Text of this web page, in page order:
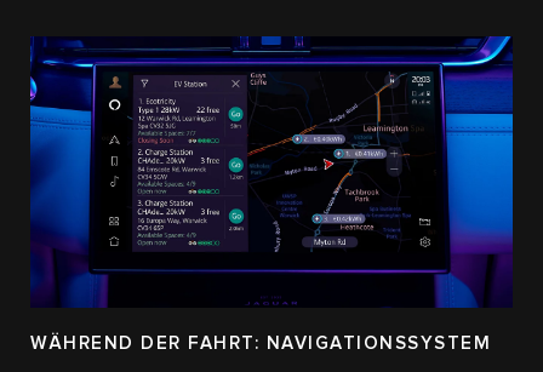
WÄHREND DER FAHRT: NAVIGATIONSSYSTEM